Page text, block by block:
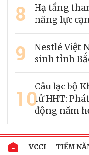
8
Hạ tầng
năng lực
9
Nestlé Việt
sinh tỉnh
10Câu lạc bộ
tử HHT:
động năm
VCCI TIỀM